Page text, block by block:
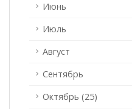
Июнь
Июль
Август
Сентябрь
Октябрь (25)